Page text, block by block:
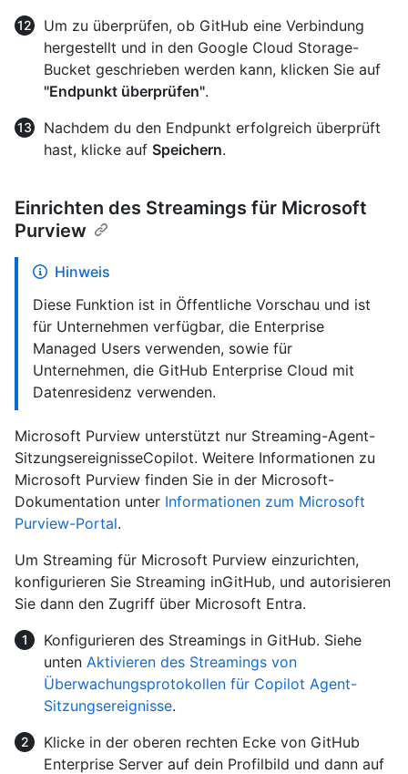
Um zu überprüfen, ob GitHub eine Verbindung
hergestellt und in den Google Cloud Storage-
Bucket geschrieben werden kann, klicken Sie auf
"Endpunkt überprüfen".
Nachdem du den Endpunkt erfolgreich überprüft
hast, klicke auf Speichern.
Einrichten des Streamings für Microsoft
Purview
Hinweis
Diese Funktion ist in Öffentliche Vorschau und ist
für Unternehmen verfügbar, die Enterprise
Managed Users verwenden, sowie für
Unternehmen, die GitHub Enterprise Cloud mit
Datenresidenz verwenden.
Microsoft Purview unterstützt nur Streaming-Agent-
SitzungsereignisseCopilot. Weitere Informationen zu
Microsoft Purview finden Sie in der Microsoft-
Dokumentation unter Informationen zum Microsoft
Purview-Portal.
Um Streaming für Microsoft Purview einzurichten,
konfigurieren Sie Streaming inGitHub, und autorisieren
Sie dann den Zugriff über Microsoft Entra.
Konfigurieren des Streamings in GitHub. Siehe
unten Aktivieren des Streamings von
Überwachungsprotokollen für Copilot Agent-
Sitzungsereignisse.
Klicke in der oberen rechten Ecke von GitHub
Enterprise Server auf dein Profilbild und dann auf